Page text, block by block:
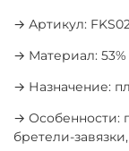
→ Артикул:
→ Материал: 53%
→ Назначение:
→ Особенности:
бретели-